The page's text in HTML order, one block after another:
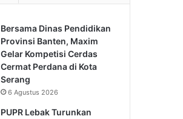
Bersama Dinas Pendidikan
Provinsi Banten, Maxim
Gelar Kompetisi Cerdas
Cermat Perdana di Kota
Serang
6 Agustus 2026
PUPR Lebak Turunkan